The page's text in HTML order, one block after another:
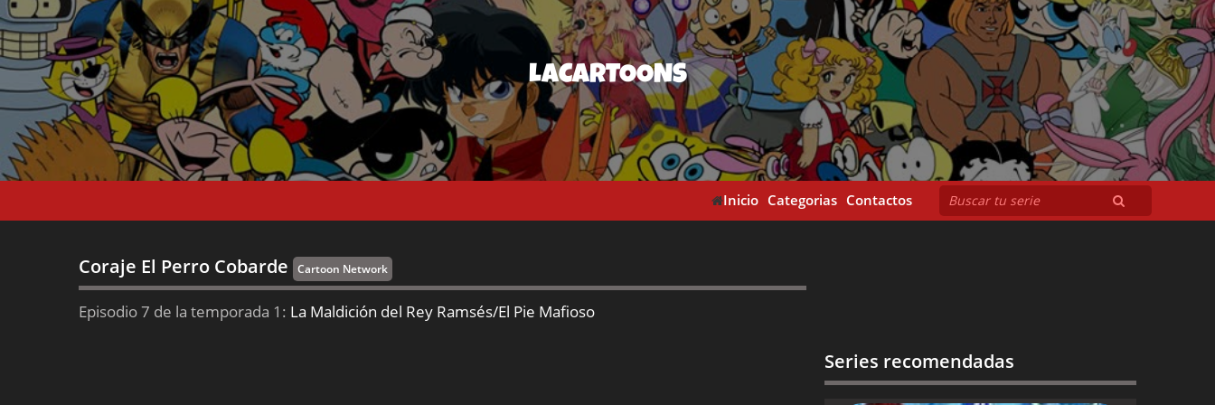
LACARTOONS
Inicio Categorias Contactos
Coraje El Perro Cobarde Cartoon Network
Episodio 7 de la temporada 1: La Maldición del Rey Ramsés/El Pie Mafioso
Series recomendadas